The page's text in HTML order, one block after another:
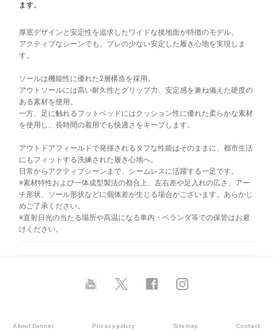
ます。
厚底デザインと安定性を追求したワイドな接地面が特徴のモデル。
アクティブなシーンでも、ブレの少ない安定した履き心地を実現しま
す。
ソールは機能性に優れた2層構造を採用。
アウトソールには高い耐久性とグリップ力、安定感を兼ね備えた硬度の
ある素材を使用。
一方、足に触れるフットベッドにはクッション性に優れた柔らかな素材
を使用し、長時間の着用でも快適さをキープします。
アウトドアフィールドで発揮されるタフな性能はそのままに、都市生活
にもフィットする洗練された履き心地へ。
日常からアクティブシーンまで、シームレスに活躍する一足です。
※素材特性および一体成型製法の都合上、左右差や足入れの広さ、アー
チ形状、ソール形状などに個体差が生じる場合がございます。あらかじ
めご了承ください。
※直射日光の当たる場所や高温になる車内・ベランダ等での保管はお避
けください。
About Danner Privacy policy Sitemap Contact